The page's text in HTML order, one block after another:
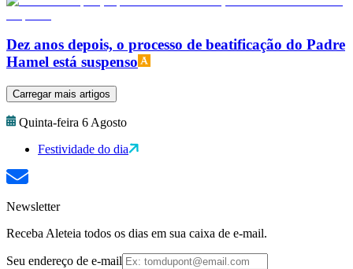
Dez anos depois, o processo de beatificação do Padre
Hamel está suspenso
Carregar mais artigos
Quinta-feira 6 Agosto
Festividade do dia
Newsletter
Receba Aleteia todos os dias em sua caixa de e-mail.
Seu endereço de e-mail